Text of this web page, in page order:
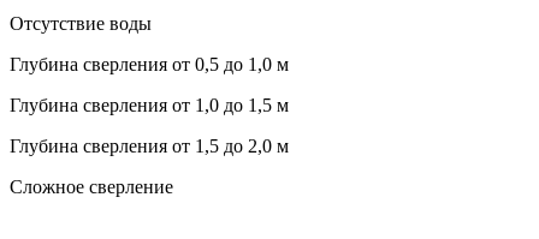
Отсутствие воды
Глубина сверления от 0,5 до 1,0 м
Глубина сверления от 1,0 до 1,5 м
Глубина сверления от 1,5 до 2,0 м
Сложное сверление